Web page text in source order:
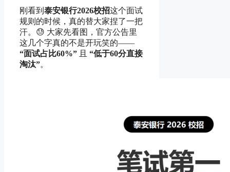
刚看到 泰安银行2026校招这个面试
规则的时候，真的替大家捏了一把
汗。😓 大家先看图，官方公告里
这几个字真的不是开玩笑的——
“面试占比60%” 且 “低于60分直接
淘汰”。